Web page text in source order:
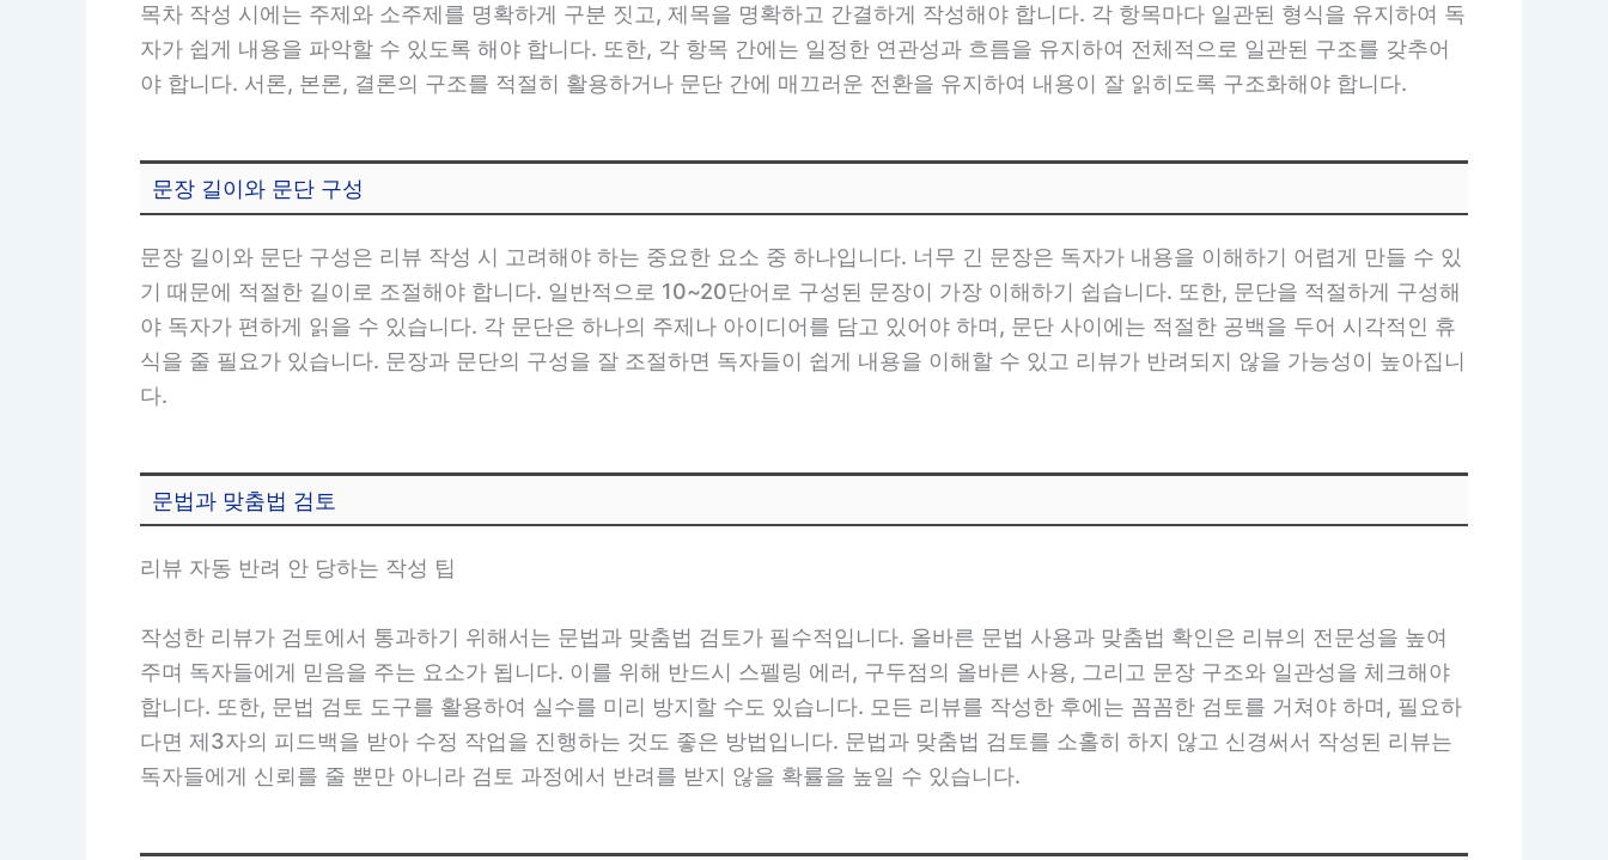
목차 작성 시에는 주제와 소주제를 명확하게 구분 짓고, 제목을 명확하고 간결하게 작성해야 합니다. 각 항목마다 일관된 형식을 유지하여 독
자가 쉽게 내용을 파악할 수 있도록 해야 합니다. 또한, 각 항목 간에는 일정한 연관성과 흐름을 유지하여 전체적으로 일관된 구조를 갖추어
야 합니다. 서론, 본론, 결론의 구조를 적절히 활용하거나 문단 간에 매끄러운 전환을 유지하여 내용이 잘 읽히도록 구조화해야 합니다.
문장 길이와 문단 구성
문장 길이와 문단 구성은 리뷰 작성 시 고려해야 하는 중요한 요소 중 하나입니다. 너무 긴 문장은 독자가 내용을 이해하기 어렵게 만들 수 있
기 때문에 적절한 길이로 조절해야 합니다. 일반적으로 10~20단어로 구성된 문장이 가장 이해하기 쉽습니다. 또한, 문단을 적절하게 구성해
야 독자가 편하게 읽을 수 있습니다. 각 문단은 하나의 주제나 아이디어를 담고 있어야 하며, 문단 사이에는 적절한 공백을 두어 시각적인 휴
식을 줄 필요가 있습니다. 문장과 문단의 구성을 잘 조절하면 독자들이 쉽게 내용을 이해할 수 있고 리뷰가 반려되지 않을 가능성이 높아집니
다.
문법과 맞춤법 검토
리뷰 자동 반려 안 당하는 작성 팁
작성한 리뷰가 검토에서 통과하기 위해서는 문법과 맞춤법 검토가 필수적입니다. 올바른 문법 사용과 맞춤법 확인은 리뷰의 전문성을 높여
주며 독자들에게 믿음을 주는 요소가 됩니다. 이를 위해 반드시 스펠링 에러, 구두점의 올바른 사용, 그리고 문장 구조와 일관성을 체크해야
합니다. 또한, 문법 검토 도구를 활용하여 실수를 미리 방지할 수도 있습니다. 모든 리뷰를 작성한 후에는 꼼꼼한 검토를 거쳐야 하며, 필요하
다면 제3자의 피드백을 받아 수정 작업을 진행하는 것도 좋은 방법입니다. 문법과 맞춤법 검토를 소홀히 하지 않고 신경써서 작성된 리뷰는
독자들에게 신뢰를 줄 뿐만 아니라 검토 과정에서 반려를 받지 않을 확률을 높일 수 있습니다.